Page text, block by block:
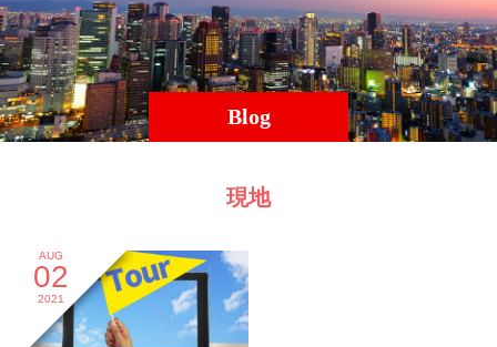
Blog
現地
AUG
02
2021